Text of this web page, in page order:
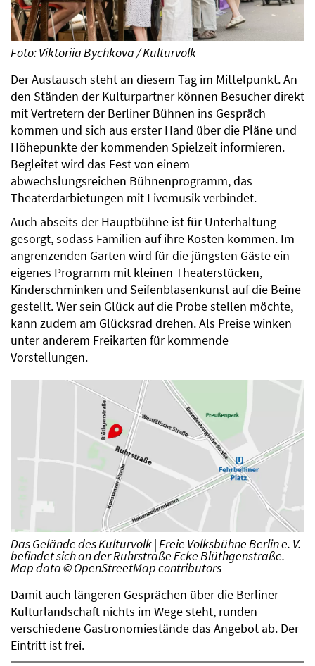
Foto: Viktoriia Bychkova / Kulturvolk
Der Austausch steht an diesem Tag im Mittelpunkt. An
den Ständen der Kulturpartner können Besucher direkt
mit Vertretern der Berliner Bühnen ins Gespräch
kommen und sich aus erster Hand über die Pläne und
Höhepunkte der kommenden Spielzeit informieren.
Begleitet wird das Fest von einem
abwechslungsreichen Bühnenprogramm, das
Theaterdarbietungen mit Livemusik verbindet.
Auch abseits der Hauptbühne ist für Unterhaltung
gesorgt, sodass Familien auf ihre Kosten kommen. Im
angrenzenden Garten wird für die jüngsten Gäste ein
eigenes Programm mit kleinen Theaterstücken,
Kinderschminken und Seifenblasenkunst auf die Beine
gestellt. Wer sein Glück auf die Probe stellen möchte,
kann zudem am Glücksrad drehen. Als Preise winken
unter anderem Freikarten für kommende
Vorstellungen.
Das Gelände des Kulturvolk | Freie Volksbühne Berlin e. V.
befindet sich an der Ruhrstraße Ecke Blüthgenstraße.
Map data © OpenStreetMap contributors
Damit auch längeren Gesprächen über die Berliner
Kulturlandschaft nichts im Wege steht, runden
verschiedene Gastronomiestände das Angebot ab. Der
Eintritt ist frei.